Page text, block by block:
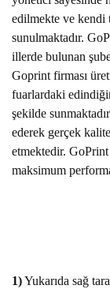
edilmekte ve kendi
sunulmaktadır.
illerde bulunan
Goprint firması
fuarlardaki
şekilde
ederek gerçek
etmektedir.
maksimum
1)Yukarıda sağ